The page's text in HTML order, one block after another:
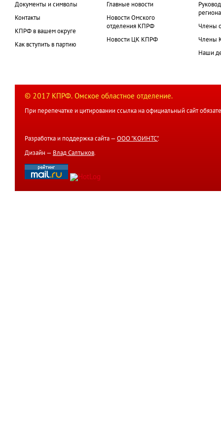
Документы и символы
Контакты
КПРФ в вашем округе
Как вступить в партию
Главные новости
Новости Омского
отделения КПРФ
Новости ЦК КПРФ
Члены
Члены
Наши
© 2017 КПРФ. Омское областное отделение.
При перепечатке и цитировании ссылка на официальный сайт
Разработка и поддержка сайта — ООО "КОИНТС".
Дизайн — Влад Салтыков.